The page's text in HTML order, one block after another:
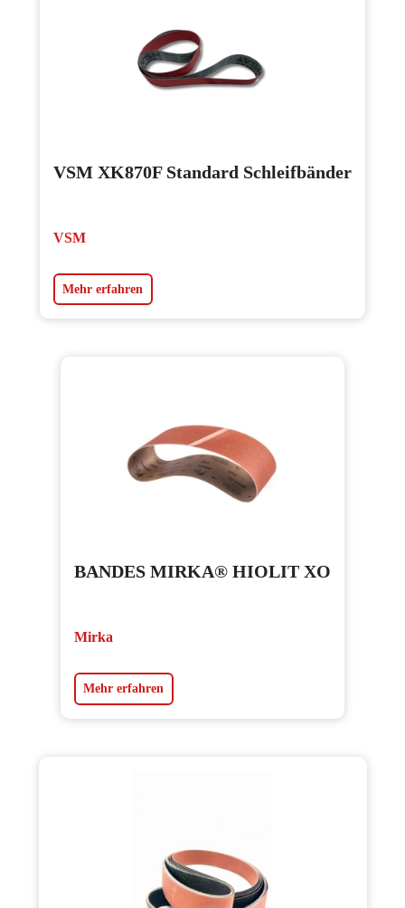
VSM XK870F Standard Schleifbänder
VSM
Mehr erfahren
BANDES MIRKA® HIOLIT XO
Mirka
Mehr erfahren